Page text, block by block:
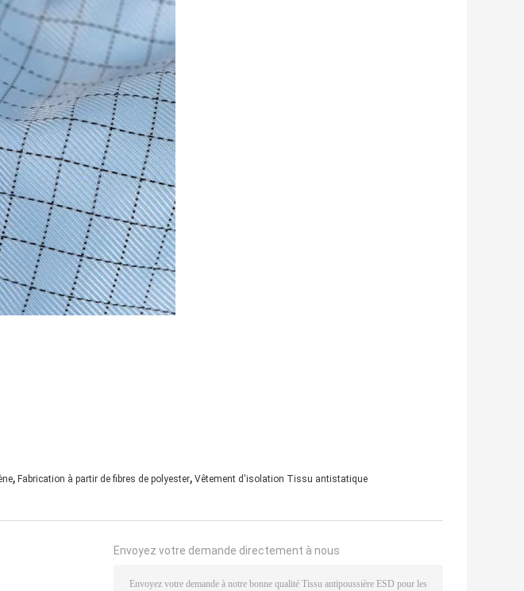
, Fabrication à partir de fibres de polyester, Vêtement d'isolation Tissu antistatique
Envoyez votre demande directement à nous